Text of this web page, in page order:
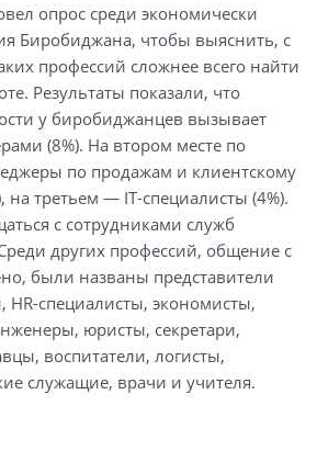
опрос среди экономически
Биробиджана, чтобы выяснить, с
профессий сложнее всего найти
Результаты показали, что
у биробиджанцев вызывает
(8%). На втором месте по
по продажам и клиентскому
третьем — IT-специалисты (4%).
с сотрудниками служб
других профессий, общение с
были названы представители
HR-специалисты, экономисты,
юристы, секретари,
воспитатели, логисты,
служащие, врачи и учителя.